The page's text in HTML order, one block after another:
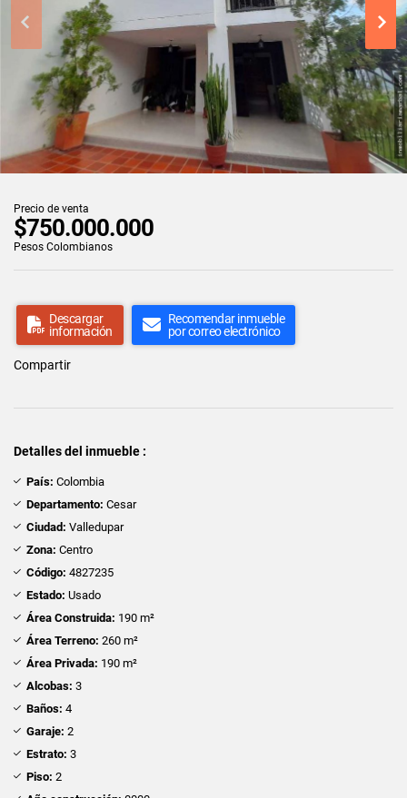
Precio de venta
$750.000.000
Pesos Colombianos
Descargar
información
Recomendar inmueble
por correo electrónico
Compartir
Detalles del inmueble :
País: Colombia
Departamento: Cesar
Ciudad: Valledupar
Zona: Centro
Código: 4827235
Estado: Usado
Área Construida: 190 m²
Área Terreno: 260 m²
Área Privada: 190 m²
Alcobas: 3
Baños: 4
Garaje: 2
Estrato: 3
Piso: 2